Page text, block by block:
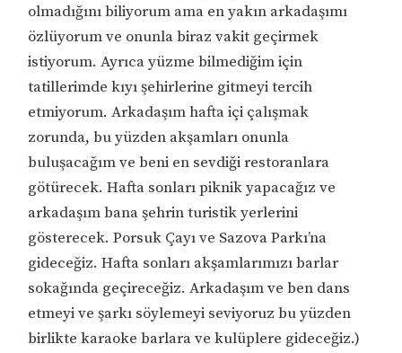
olmadığını biliyorum ama en yakın arkadaşımı
özlüyorum ve onunla biraz vakit geçirmek
istiyorum. Ayrıca yüzme bilmediğim için
tatillerimde kıyı şehirlerine gitmeyi tercih
etmiyorum. Arkadaşım hafta içi çalışmak
zorunda, bu yüzden akşamları onunla
buluşacağım ve beni en sevdiği restoranlara
götürecek. Hafta sonları piknik yapacağız ve
arkadaşım bana şehrin turistik yerlerini
gösterecek. Porsuk Çayı ve Sazova Parkı’na
gideceğiz. Hafta sonları akşamlarımızı barlar
sokağında geçireceğiz. Arkadaşım ve ben dans
etmeyi ve şarkı söylemeyi seviyoruz bu yüzden
birlikte karaoke barlara ve kulüplere gideceğiz.)